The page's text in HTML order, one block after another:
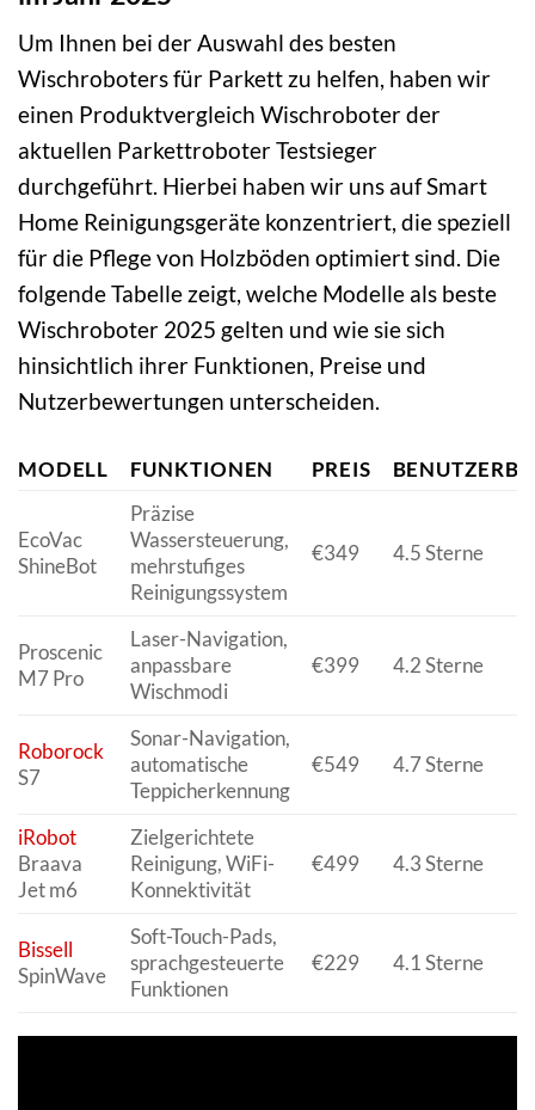
Um Ihnen bei der Auswahl des besten
Wischroboters für Parkett zu helfen, haben wir
einen Produktvergleich Wischroboter der
aktuellen Parkettroboter Testsieger
durchgeführt. Hierbei haben wir uns auf Smart
Home Reinigungsgeräte konzentriert, die speziell
für die Pflege von Holzböden optimiert sind. Die
folgende Tabelle zeigt, welche Modelle als beste
Wischroboter 2025 gelten und wie sie sich
hinsichtlich ihrer Funktionen, Preise und
Nutzerbewertungen unterscheiden.
MODELL FUNKTIONEN PREIS
EcoVac
ShineBot
Präzise
Wassersteuerung,
mehrstufiges
Reinigungssystem
€349 4.5 Sterne
Proscenic
M7 Pro
Laser-Navigation,
anpassbare
Wischmodi
€399 4.2 Sterne
Roborock
S7
Sonar-Navigation,
automatische
Teppicherkennung
€549 4.7 Sterne
iRobot
Braava
Jet m6
Zielgerichtete
Reinigung, WiFi-
Konnektivität
€499 4.3 Sterne
Bissell
SpinWave
Soft-Touch-Pads,
sprachgesteuerte
Funktionen
€229 4.1 Sterne